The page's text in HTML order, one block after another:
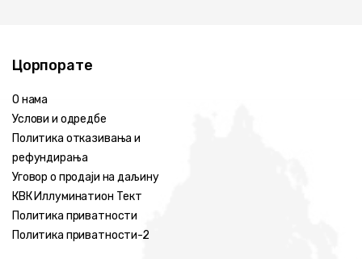
Цорпорате
О нама
Услови и одредбе
Политика отказивања и
рефундирања
Уговор о продаји на даљину
КВК Иллуминатион Тект
Политика приватности
Политика приватности-2